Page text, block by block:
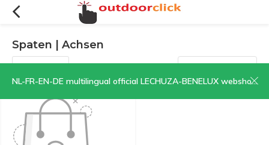
NL-FR-EN-DE multilingual official LECHUZA-BENELUX webshop | CLICK HERE NOW!
Spaten | Achsen
Filter Sortieren nach: